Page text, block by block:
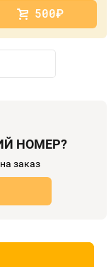
500руб.
НОМЕР?
заказ